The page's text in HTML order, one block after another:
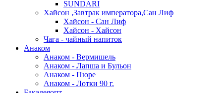
SUNDARI
Хайсон ,Завтрак императора,Сан Лиф
Хайсон - Сан Лиф
Хайсон - Хайсон
Чага - чайный напиток
Анаком
Анаком - Вермишель
Анаком - Лапша и Бульон
Анаком - Пюре
Анаком - Лотки 90 г.